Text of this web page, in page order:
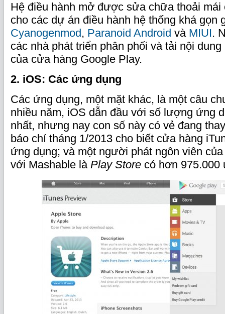
Hệ điều hành mở được sửa chữa thoải mái
cho các dự án điều hành hệ thống khá gọn
Cyanogenmod, Paranoid Android và MIUI.
các nhà phát triển phân phối và tải nội
của cửa hàng Google Play.
2. iOS: Các ứng dụng
Các ứng dụng, một mặt khác, là một câu
nhiều năm, iOS dẫn đầu với số lượng ứng
nhất, nhưng nay con số này có vẻ đang
báo chí tháng 1/2013 cho biết cửa hàng
ứng dụng; và một người phát ngôn viên
với Mashable là Play Store có hơn 975.000